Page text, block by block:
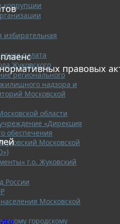
коррупции
избирательная
палата
Жуковского
регионального
жилищного надзора и
Московской
области
«Дирекция
обеспечения
Московской
г.о. Жуковский
России
Московской
городскому
правовых